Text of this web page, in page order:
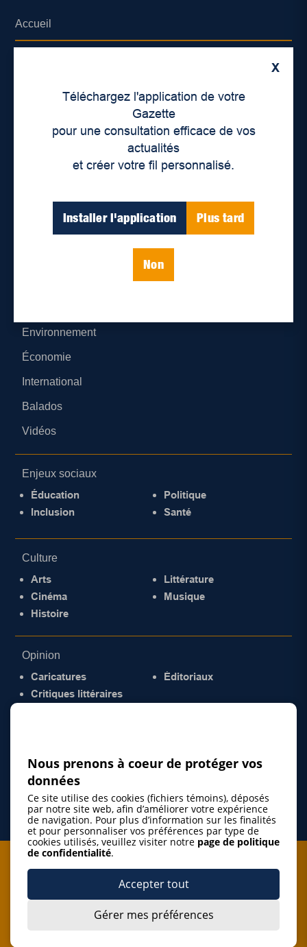
X
Téléchargez l'application de votre
Gazette
pour une consultation efficace de vos
actualités
et créer votre fil personnalisé.
Installer l'application Plus tard
Non
Accueil
Déontologie et confidentialité
Parutions numériques
Environnement
Économie
International
Balados
Vidéos
Enjeux sociaux
Éducation
Inclusion
Politique
Santé
Culture
Arts
Cinéma
Histoire
Littérature
Musique
Opinion
Caricatures
Critiques littéraires
Éditoriaux
Je m'abonne à l'infolettre
J’accepte de m’abonner à l’infolettre de La Gazette de la
Nous prenons à coeur de protéger vos
données
Ce site utilise des cookies (fichiers témoins), déposés
par notre site web, afin d’améliorer votre expérience
de navigation. Pour plus d’information sur les finalités
et pour personnaliser vos préférences par type de
cookies utilisés, veuillez visiter notre page de politique
de confidentialité.
Accepter tout
Gérer mes préférences